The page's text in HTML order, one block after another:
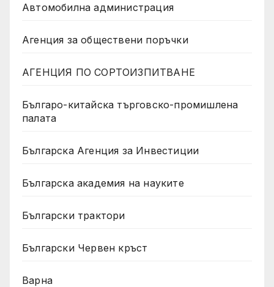
Автомобилна администрация
Агенция за обществени поръчки
АГЕНЦИЯ ПО СОРТОИЗПИТВАНЕ
Българо-китайска търговско-промишлена
палата
Българска Агенция за Инвестиции
Българска академия на науките
Български трактори
Български Червен кръст
Варна